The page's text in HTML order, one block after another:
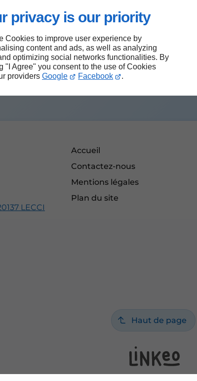
privacy is our priority
Cookies to improve user experience by
content and ads, as well as analyzing
optimizing social networks functionalities. By
"I Agree" you consent to the use of Cookies
providers Google Facebook .
ou
est un
à
en
le
de
LECCI
Accueil
Contactez-nous
Mentions légales
Plan du site
Haut de page